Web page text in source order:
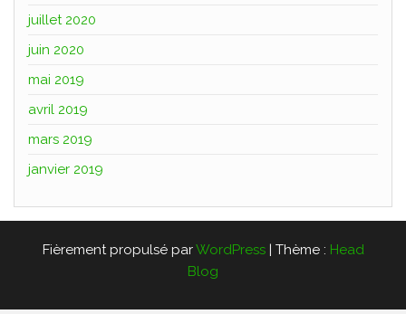
juillet 2020
juin 2020
mai 2019
avril 2019
mars 2019
janvier 2019
Fièrement propulsé parWordPress Thème : Head
Blog